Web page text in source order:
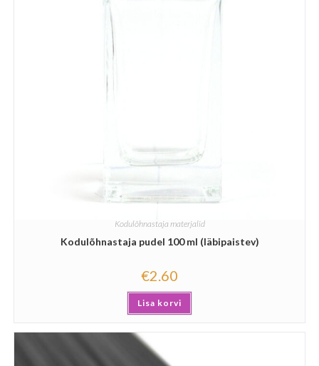
Kodulõhnastaja materjalid
Kodulõhnastaja pudel 100 ml (läbipaistev)
€2.60
Lisa korvi